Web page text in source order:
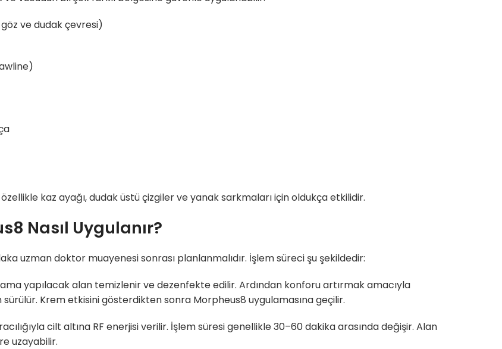
ve dudak çevresi)
kaz ayağı, dudak üstü çizgiler ve yanak sarkmaları için oldukça etkilidir.
Nasıl Uygulanır?
uzman doktor muayenesi sonrası planlanmalıdır. İşlem süreci şu şekildedir:
yapılacak alan temizlenir ve dezenfekte edilir. Ardından konforu artırmak amacıyla
Krem etkisini gösterdikten sonra Morpheus8 uygulamasına geçilir.
cilt altına RF enerjisi verilir. İşlem süresi genellikle 30–60 dakika arasında değişir. Alan
uzayabilir.